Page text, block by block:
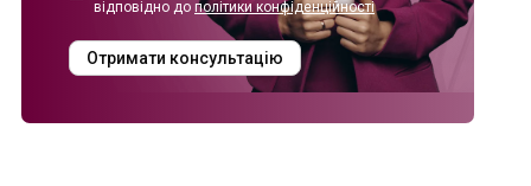
відповідно до політики конфіденційності
Отримати консультацію